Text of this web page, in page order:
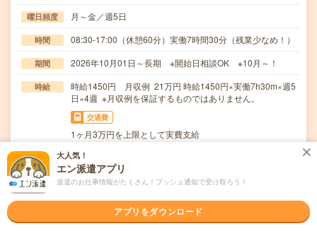
曜日頻度 月～金／週5日
時間 08:30-17:00（休憩60分）実働7時間30分（残業少なめ！）
期間 2026年10月01日～長期 ※開始日相談OK ※10月～！
時給
時給1450円 月収例 21万円 時給1450円×実働7h30m×週5
日×4週 ※月収例を保証するものではありません。
交通費
1ヶ月3万円を上限として実費支給
仕事内容
＜大手ガス販売会社で事務サポートのお仕事＞・データ入
力・成績表の作成・ガス容器の簡単なチェック・出荷…
応募資格
■未経験OK！
大人気！
エン派遣アプリ
派遣のお仕事情報がたくさん！プッシュ通知で受け取ろう！
アプリをダウンロード